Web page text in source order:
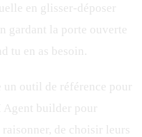
en glisser-déposer
gardant la porte ouverte
tu en as besoin.
outil de référence pour
builder pour
de choisir leurs